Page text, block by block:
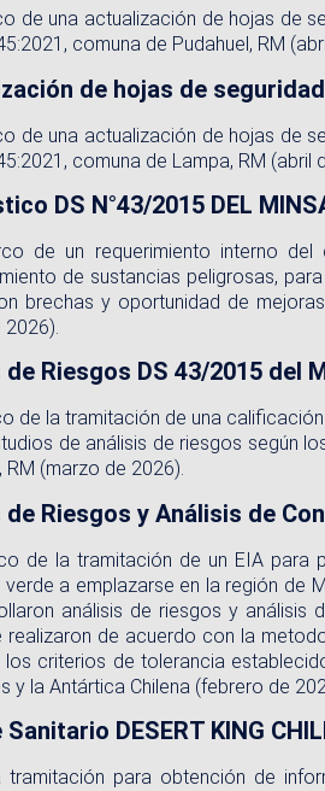
de una actualización de hojas de
comuna de Pudahuel, RM
de hojas de
de una actualización de hojas de
comuna de Lampa, RM (abril
DS N°43/2015 DEL
de un requerimiento interno del
de sustancias peligrosas,
brechas y oportunidad de
2026).
Riesgos DS 43/2015 del
de la tramitación de una
de análisis de riesgos según
RM (marzo de 2026).
Riesgos y Análisis de
de la tramitación de un EIA para
a emplazarse en la región de
análisis de riesgos y análisis
realizaron de acuerdo con la
los criterios de tolerancia
y la Antártica Chilena (febrero de
DESERT KING
tramitación para obtención de